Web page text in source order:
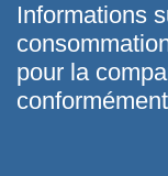
Informations
pour la